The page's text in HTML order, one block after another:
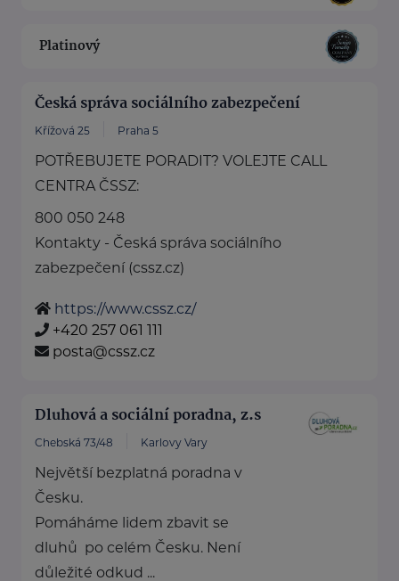
Platinový
Česká správa sociálního zabezpečení
Křížová 25 Praha 5
POTŘEBUJETE PORADIT? VOLEJTE CALL
CENTRA ČSSZ:
800 050 248
Kontakty - Česká správa sociálního
zabezpečení (cssz.cz)
https://www.cssz.cz/
+420 257 061 111
posta@cssz.cz
Dluhová a sociální poradna, z.s
Chebská 73/48 Karlovy Vary
Největší bezplatná poradna v
Česku.
Pomáháme lidem zbavit se
dluhů po celém Česku. Není
důležité odkud ...